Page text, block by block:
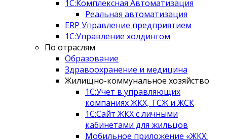
1С:Комплексная Автоматизация
Реальная автоматизация
ERP Управление предприятием
1С:Управление холдингом
По отраслям
Образование
Здравоохранение и медицина
Жилищно-коммунальное хозяйство
1С:Учет в управляющих
компаниях ЖКХ, ТСЖ и ЖСК
1С:Сайт ЖКХ с личными
кабинетами для жильцов
Мобильное приложение «ЖКХ: